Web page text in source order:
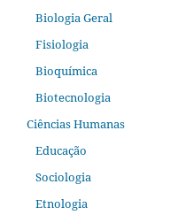
Biologia Geral
Fisiologia
Bioquímica
Biotecnologia
Ciências Humanas
Educação
Sociologia
Etnologia